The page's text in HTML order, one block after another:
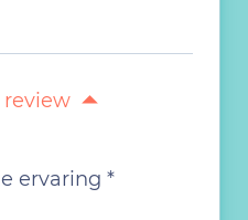
review
ervaring *